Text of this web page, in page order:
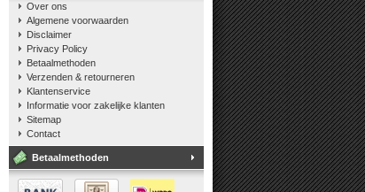
Over ons
Algemene voorwaarden
Disclaimer
Privacy Policy
Betaalmethoden
Verzenden & retourneren
Klantenservice
Informatie voor zakelijke klanten
Sitemap
Contact
Betaalmethoden